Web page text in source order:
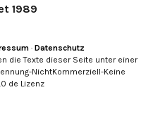
1989
· Datenschutz
die Texte dieser Seite unter einer
NichtKommerziell-Keine
de Lizenz